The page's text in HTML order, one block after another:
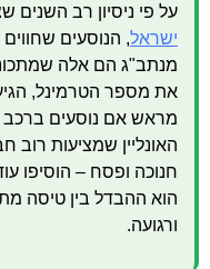
על פי ניסיון רב השנים
ישראל, הנוסעים
מנתב"ג הם אלה
את מספר הטרמינל,
מראש אם נוסעים ברכב
האונליין שמציעות רוב
חנוכה ופסח – הוסיפו
הוא ההבדל בין טיסה
ורגועה.